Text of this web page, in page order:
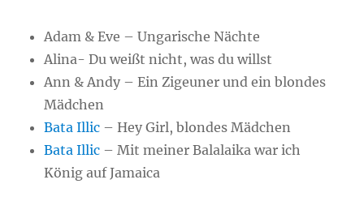
Adam & Eve – Ungarische Nächte
Alina- Du weißt nicht, was du willst
Ann & Andy – Ein Zigeuner und ein blondes
Mädchen
Bata Illic – Hey Girl, blondes Mädchen
Bata Illic – Mit meiner Balalaika war ich
König auf Jamaica